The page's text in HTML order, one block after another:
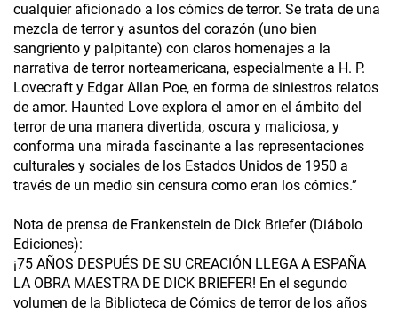
cualquier aficionado a los cómics de terror. Se trata de una
mezcla de terror y asuntos del corazón (uno bien
sangriento y palpitante) con claros homenajes a la
narrativa de terror norteamericana, especialmente a H. P.
Lovecraft y Edgar Allan Poe, en forma de siniestros relatos
de amor. Haunted Love explora el amor en el ámbito del
terror de una manera divertida, oscura y maliciosa, y
conforma una mirada fascinante a las representaciones
culturales y sociales de los Estados Unidos de 1950 a
través de un medio sin censura como eran los cómics.”
Nota de prensa de Frankenstein de Dick Briefer (Diábolo
Ediciones):
¡75 AÑOS DESPUÉS DE SU CREACIÓN LLEGA A ESPAÑA
LA OBRA MAESTRA DE DICK BRIEFER! En el segundo
volumen de la Biblioteca de Cómics de terror de los años